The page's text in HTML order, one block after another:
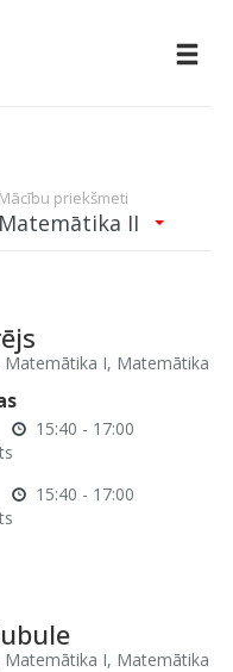
Mācību priekšmeti
Matemātika II
I, Matemātika
15:40 - 17:00
15:40 - 17:00
I, Matemātika